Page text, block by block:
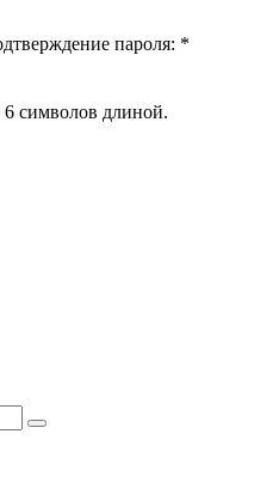
пароля: *
символов длиной.